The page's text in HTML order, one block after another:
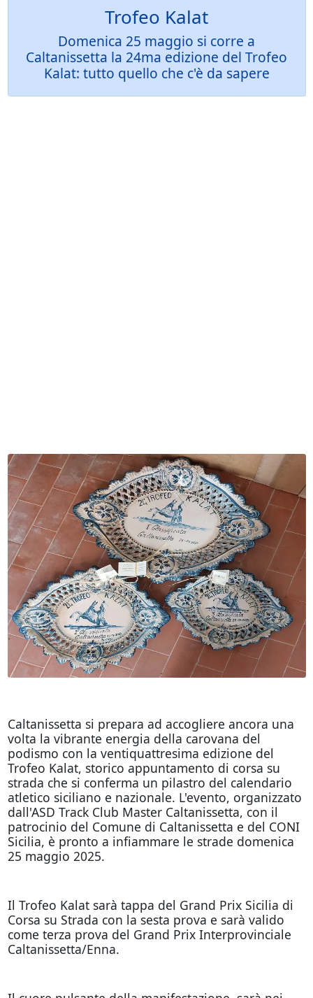
Trofeo Kalat
Domenica 25 maggio si corre a
Caltanissetta la 24ma edizione del Trofeo
Kalat: tutto quello che c'è da sapere
Caltanissetta si prepara ad accogliere ancora una
volta la vibrante energia della carovana del
podismo con la ventiquattresima edizione del
Trofeo Kalat, storico appuntamento di corsa su
strada che si conferma un pilastro del calendario
atletico siciliano e nazionale. L'evento, organizzato
dall'ASD Track Club Master Caltanissetta, con il
patrocinio del Comune di Caltanissetta e del CONI
Sicilia, è pronto a infiammare le strade domenica
25 maggio 2025.
Il Trofeo Kalat sarà tappa del Grand Prix Sicilia di
Corsa su Strada con la sesta prova e sarà valido
come terza prova del Grand Prix Interprovinciale
Caltanissetta/Enna.